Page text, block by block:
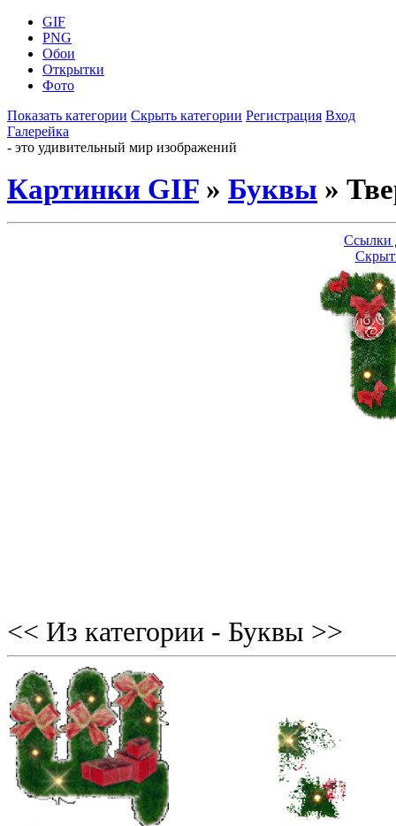
GIF
PNG
Обои
Открытки
Фото
Показать категории Скрыть категории Регистрация Вход
Галерейка
- это удивительный мир изображений
Картинки GIF » Буквы »
Ссылки
<< Из категории - Буквы >>